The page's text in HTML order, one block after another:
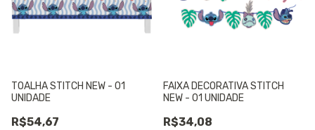
TOALHA STITCH NEW - 01
UNIDADE
R$54,67
FAIXA DECORATIVA STITCH
NEW - 01 UNIDADE
R$34,08